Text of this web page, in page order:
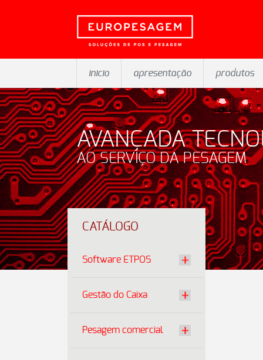
inicio apresentação produtos
AVANÇADA
AO SERVIÇO DA PESAGEM
CATÁLOGO
Software ETPOS
Gestão do Caixa
Pesagem comercial